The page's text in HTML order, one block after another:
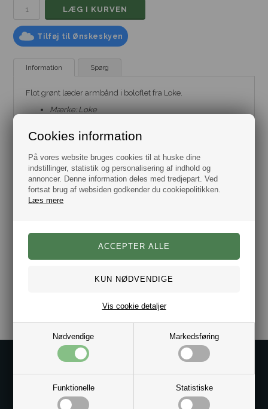
Cookies information
På vores website bruges cookies til at huske dine
indstillinger, statistik og personalisering af indhold og
annoncer. Denne information deles med tredjepart. Ved
fortsat brug af websiden godkender du cookiepolitikken.
Læs mere
Nødvendige Markedsføring
Funktionelle Statistiske
Vis cookie detaljer
Tilføj til Ønskeskyen
Information Spørg
Flot grønt læder armbånd i boloflet fra Loke.
Mærke: Loke
Størrelse: Flere varianter fra 19cm. til 24cm.
Leveres i gaveæske.
Kundeservice@bestman.dk